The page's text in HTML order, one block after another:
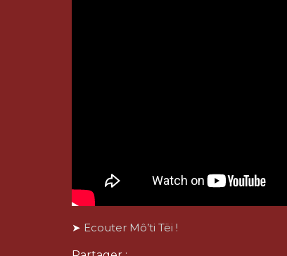
➤ Ecouter Mô’ti Tëi !